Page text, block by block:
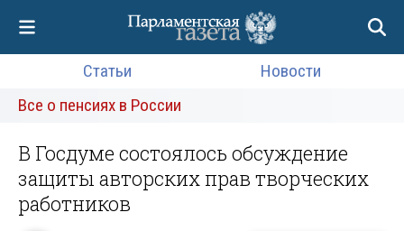
Статьи
Новости
Все о пенсиях в России
В Госдуме состоялось обсуждение
защиты авторских прав творческих
работников